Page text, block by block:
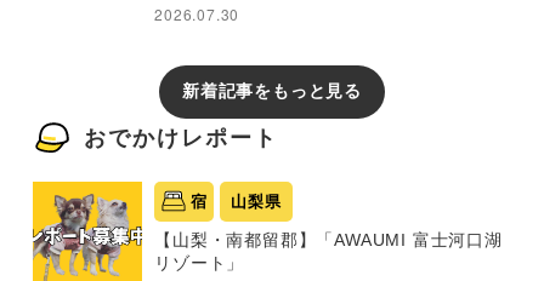
2026.07.30
新着記事をもっと見る
おでかけレポート
宿 山梨県
【山梨・南都留郡】「AWAUMI 富士河口湖
リゾート」